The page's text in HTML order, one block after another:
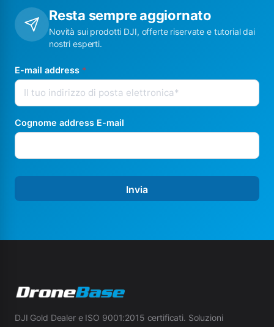
Resta sempre aggiornato
Novità sui prodotti DJI, offerte riservate e tutorial dai
nostri esperti.
E-mail address *
Cognome address E-mail
Invia
DJI Gold Dealer e ISO 9001:2015 certificati. Soluzioni